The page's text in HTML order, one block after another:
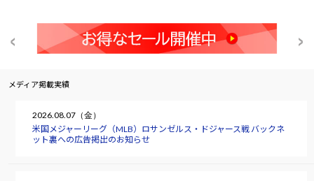
メディア掲載実績
2026.08.07（金）
米国メジャーリーグ（MLB）ロサンゼルス・ドジャース戦 バックネ
ット裏への広告掲出のお知らせ